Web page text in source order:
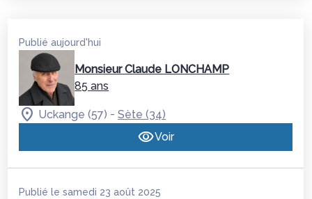
Publié aujourd'hui
Monsieur Claude LONCHAMP
85 ans
Uckange (57) -Sète (34)
Voir
Publié le samedi 23 août 2025